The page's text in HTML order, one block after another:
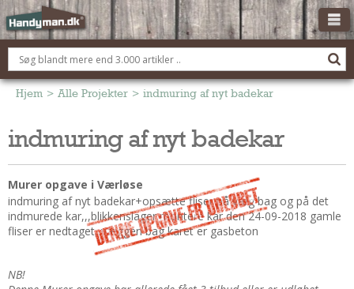
OM HANDYMAN.DK
FÅ 3 TILBUD
BOLIG KØBERÅDGIVNING
Montage Og Nybyg
Reparation Og Vedligehold
Alt Om Køkkenet
Om Værktøj
Hjem > Alle Projekter > indmuring af nyt badekar
indmuring af nyt badekar
Murer opgave i Værløse
indmuring af nyt badekar+opsætte fliser på væg bag og på det
indmurede kar,,,blikkenslager montere kar den 24-09-2018 gamle
fliser er nedtaget,,væggen bag karet er gasbeton
NB!